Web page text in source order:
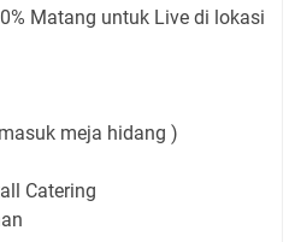
Matang untuk Live di lokasi
meja hidang )
Catering